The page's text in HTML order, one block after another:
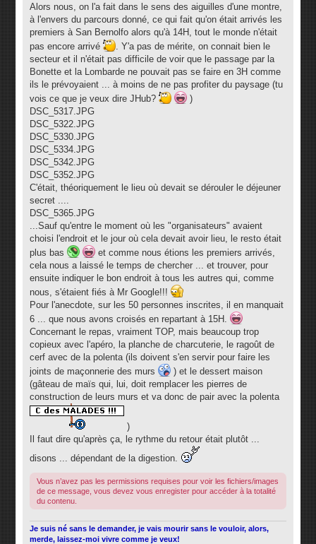
Alors nous, on l'a fait dans le sens des aiguilles d'une montre,
à l'envers du parcours donné, ce qui fait qu'on était arrivés les
premiers à San Bernolfo alors qu'à 14H, tout le monde n'était
pas encore arrivé
. Y'a pas de mérite, on connait bien le
secteur et il n'était pas difficile de voir que le passage par la
Bonette et la Lombarde ne pouvait pas se faire en 3H comme
ils le prévoyaient ... à moins de ne pas profiter du paysage (tu
vois ce que je veux dire JHub?
)
DSC_5317.JPG
DSC_5322.JPG
DSC_5330.JPG
DSC_5334.JPG
DSC_5342.JPG
DSC_5352.JPG
C'était, théoriquement le lieu où devait se dérouler le déjeuner
secret ....
DSC_5365.JPG
...Sauf qu'entre le moment où les "organisateurs" avaient
choisi l'endroit et le jour où cela devait avoir lieu, le resto était
plus bas
et comme nous étions les premiers arrivés,
cela nous a laissé le temps de chercher ... et trouver, pour
ensuite indiquer le bon endroit à tous les autres qui, comme
nous, s'étaient fiés à Mr Google!!!
Pour l'anecdote, sur les 50 personnes inscrites, il en manquait
6 ... que nous avons croisés en repartant à 15H.
Concernant le repas, vraiment TOP, mais beaucoup trop
copieux avec l'apéro, la planche de charcuterie, le ragoût de
cerf avec de la polenta (ils doivent s'en servir pour faire les
joints de maçonnerie des murs
) et le dessert maison
(gâteau de maïs qui, lui, doit remplacer les pierres de
construction de leurs murs et va donc de pair avec la polenta
)
Il faut dire qu'après ça, le rythme du retour était plutôt ...
disons ... dépendant de la digestion.
Vous n’avez pas les permissions requises pour voir les fichiers/images
de ce message, vous devez vous enregister pour accéder à la totalité
du contenu.
Je suis né sans le demander, je vais mourir sans le vouloir, alors,
merde, laissez-moi vivre comme je veux!